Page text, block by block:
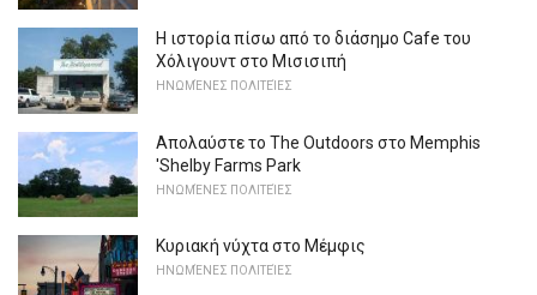
Η ιστορία πίσω από το διάσημο Cafe του
Χόλιγουντ στο Μισισιπή
ΗΝΩΜΈΝΕΣ ΠΟΛΙΤΕΊΕΣ
Απολαύστε το The Outdoors στο Memphis
'Shelby Farms Park
ΗΝΩΜΈΝΕΣ ΠΟΛΙΤΕΊΕΣ
Κυριακή νύχτα στο Μέμφις
ΗΝΩΜΈΝΕΣ ΠΟΛΙΤΕΊΕΣ